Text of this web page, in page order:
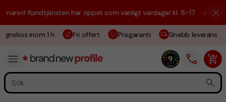
Kundtjänsten har öppet som vanligt vardagar kl. 8–17. ☀️ Vi är här
inom 1 h Fri offert Prisgaranti Snabb leverans